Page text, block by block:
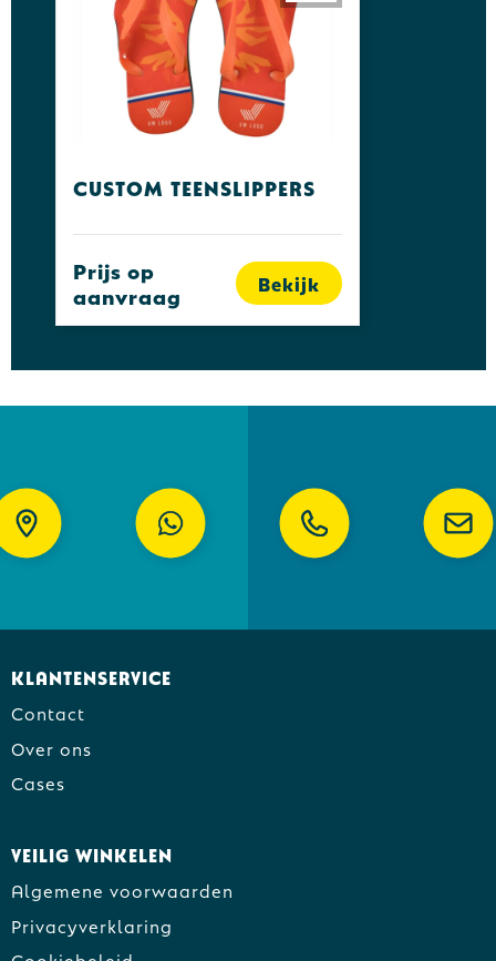
Custom teenslippers
Prijs op
aanvraag
Bekijk
Klantenservice
Contact
Over ons
Cases
Veilig winkelen
Algemene voorwaarden
Privacyverklaring